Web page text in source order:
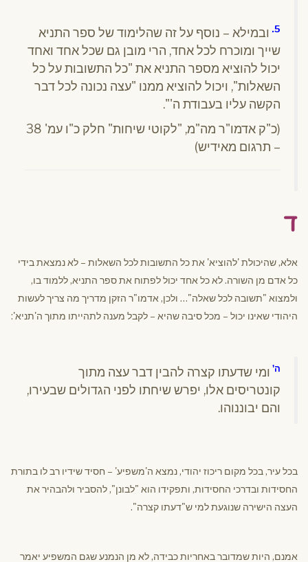
5. ובמילא – נוסף על זה שהלימוד של ספר התניא
שייך ומוכרח לכל אחד, הרי מובן גם שכל אחד ואחד
יכול להוציא מספר התניא את "כל התשובות על כל
השאלות", ויכול להוציא ממנו "עצה נכונה לכל דבר
הקשה עליו בעבודת ה'".
(כ"ק אדמו"ר מה"מ, "לקוטי שיחות" חלק כ"ו עמ' 38
– תרגום מאידיש)
ד
אלא, שהיכולת 'להוציא' את כל התשובות לכל השאלות – לא נמצאת בידי
כל אדם מן השורה. לא כל אחד יכול לפתוח את ספר התניא, ללמוד בו,
ולמצוא "תשובה לכל שאלה"… ולכן, אדמו"ר הזקן מדריך מה צריך לעשות
היהודי שאינו יכול – מכל סיבה שהיא – לקבל מענה לתהייתו מתוך ה'תניא':
ה' ומי שדעתו קצרה להבין דבר עצה מתוך
קונטריסים אלו, יפרש שיחתו לפני הגדולים שבעירו,
והם יבוננוהו.
בכל עיר, בכל מקום ריכוז יהודי, נמצא ה'משפיע' – חסיד שידיו רב לו בתורת
החסידות ובדרכי החסידות, ותפקידו הוא "לבונן", להסביר ולהבהיר את
העצה הישירה שנוגעת למי ש"דעתו קצרה".
אמנם, היות שמדובר באחריות כבידה, לא מן הנמנע שגם המשפיע יאמר